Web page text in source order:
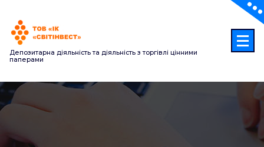
контенту
Депозитарна діяльність та діяльність з торгівлі цінними
паперами